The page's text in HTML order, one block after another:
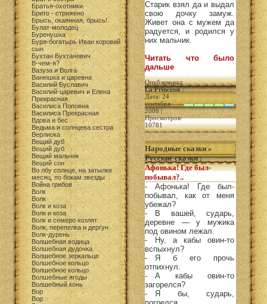
Братья-охотники
Брито - стрижено
Брысь, окаянная, брысь!
Булат-молодец
Буренушка
Буря-богатырь Иван коровий
сын
Бухтан Бухтанович
В-чем-я?
Вазуза и Волга
Ванюшка и царевна
Василий Буславич
Василий-царевич и Елена
Прекрасная
Василиса Поповна
Василиса Прекрасная
Вдова и бес
Ведьма и солнцева сестра
Верлиока
Вещий дуб
Вещий дуб
Вещий мальчик
Вещий сон
Во лбу солнце, на затылке
месяц, по бокам звезды
Война грибов
Волк
Волк
Волк и коза
Волк и коза
Волк и семеро козлят
Волк, перепелка и дергун
Волк-дурень
Волшебная водица
Волшебная дудочка
Волшебное зеркальце
Волшебное кольцо
Волшебное кольцо
Волшебные ягоды
Волшебный конь
Вор
Вор
Старик взял да и выдал
свою дочку замуж.
Живет она с мужем да
радуется, и родился у
них мальчик.
Читать что было
дальше
Опубликовал:
La Princesse|
Дата: 24
сентября
2008 |
Просмотров:
10781
Народные сказки »
Русские сказки:
Афонька! Где был-
побывал?..
- Афонька! Где был-
побывал, как от меня
убежал?
- В вашей, сударь,
деревне — у мужика
под овином лежал.
- Ну, а кабы овин-то
вспыхнул?
- Я б его прочь
отпихнул.
- А кабы овин-то
загорелся?
- Я бы, сударь,